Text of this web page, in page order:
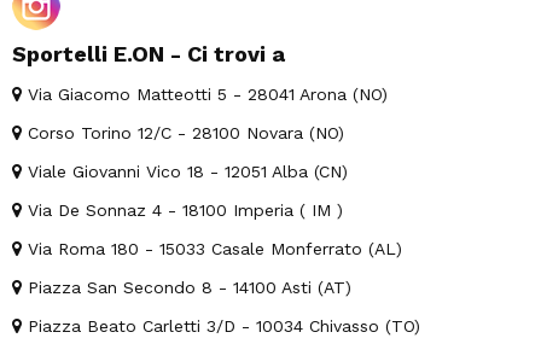
Sportelli E.ON - Ci trovi a
Via Giacomo Matteotti 5 - 28041 Arona (NO)
Corso Torino 12/C - 28100 Novara (NO)
Viale Giovanni Vico 18 - 12051 Alba (CN)
Via De Sonnaz 4 - 18100 Imperia ( IM )
Via Roma 180 - 15033 Casale Monferrato (AL)
Piazza San Secondo 8 - 14100 Asti (AT)
Piazza Beato Carletti 3/D - 10034 Chivasso (TO)